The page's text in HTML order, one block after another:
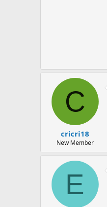
C
cricri18
New Member
E